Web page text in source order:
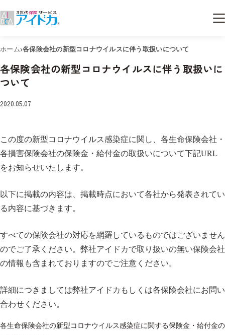
ホーム›各保険会社の新型コロナウイルスに伴う取扱いについて
各保険会社の新型コロナウイルスに伴う取扱いに
ついて
2020.05.07
この度の新型コロナウイルス感染症に関し、各生命保険会社・
各損害保険会社の保険金・給付金の取扱いについて下記URL
をお知らせいたします。
以下に掲載の内容は、掲載時点において各社から発表されてい
る内容に基づきます。
すべての保険会社の対応を網羅しているものではございません
のでご了承ください。弊社アイドカで取り扱いの無い保険会社
の情報も含まれておりますのでご注意ください。
詳細につきましては弊社アイドカもしくは各保険会社にお問い
合わせください。
各生命保険会社の新型コロナウイルス感染症に関する保険金・給付金の